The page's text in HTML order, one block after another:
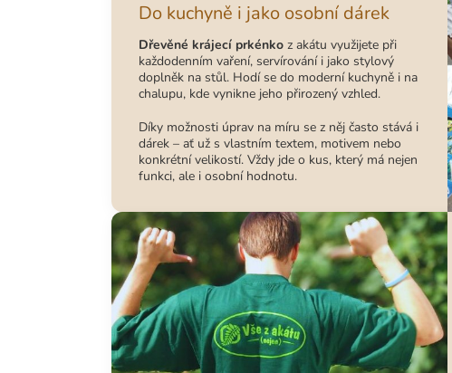
Do kuchyně i jako osobní dárek
Dřevěné krájecí prkénko z akátu využijete při
každodenním vaření, servírování i jako stylový
doplněk na stůl. Hodí se do moderní kuchyně i na
chalupu, kde vynikne jeho přirozený vzhled.
Díky možnosti úprav na míru se z něj často stává i
dárek – ať už s vlastním textem, motivem nebo
konkrétní velikostí. Vždy jde o kus, který má nejen
funkci, ale i osobní hodnotu.